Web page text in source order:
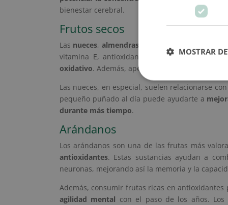
bienestar cerebral.
Frutos secos
Las nueces, almendras
son
vitamina E, antioxidantes y grasas
oxidativo. Además, aportan energía de calidad
Las nueces, en especial, suelen relacionarse
pequeño puñado al día puede ayudarte a
durante más tiempo.
Arándanos
Los arándanos son una de las frutas más
antioxidantes. Estas sustancias ayudan a
neuronas, mejorando así la memoria y la
Además, consumir frutas ricas en
agilidad mental con el paso de los años.
MOSTRAR